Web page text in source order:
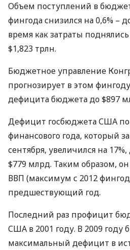
Объем поступлений в
фингода снизился на 0,6% –
время как затраты
$1,823 трлн.
Бюджетное управление
прогнозирует в этом
дефицита бюджета до $897
Дефицит госбюджетаСША
финансового года, который
сентября, увеличился на
$779 млрд. Таким образом,
ВВП (максимум с 2012
предшествующий год.
Последний раз профицит
США в 2001 году. В 2009 году
максимальный дефицит в